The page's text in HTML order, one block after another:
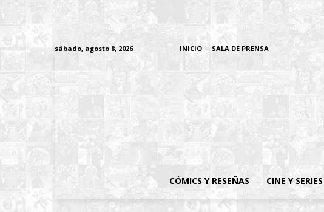
sábado, agosto 8, 2026 INICIO SALA DE PRENSA
CÓMICS Y RESEÑAS CINE Y SERIES